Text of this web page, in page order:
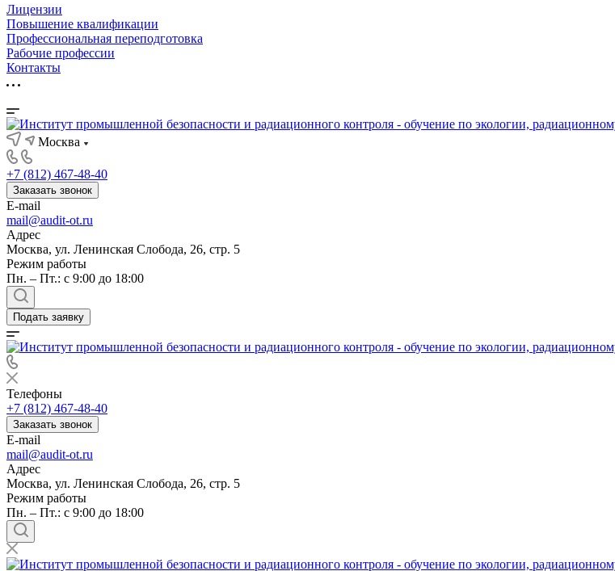
Лицензии
Повышение квалификации
Профессиональная переподготовка
Рабочие профессии
Контакты
Москва
+7 (812) 467-48-40
Заказать звонок
E-mail
mail@audit-ot.ru
Адрес
Москва, ул. Ленинская Слобода, 26, стр. 5
Режим работы
Пн. – Пт.: с 9:00 до 18:00
Подать заявку
Телефоны
+7 (812) 467-48-40
Заказать звонок
E-mail
mail@audit-ot.ru
Адрес
Москва, ул. Ленинская Слобода, 26, стр. 5
Режим работы
Пн. – Пт.: с 9:00 до 18:00